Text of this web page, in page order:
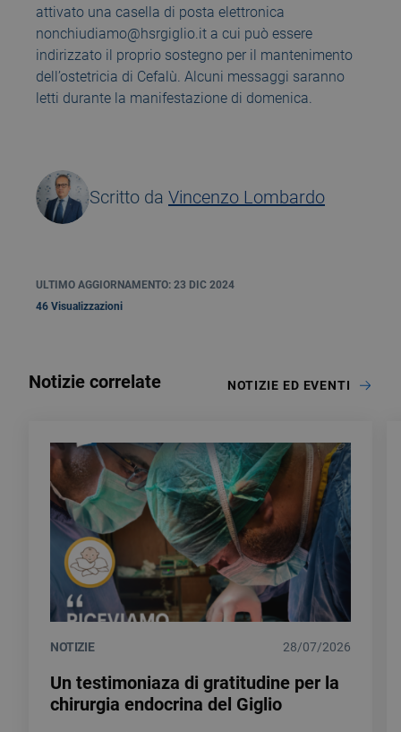
attivato una casella di posta elettronica
nonchiudiamo@hsrgiglio.it a cui può essere
indirizzato il proprio sostegno per il mantenimento
dell’ostetricia di Cefalù. Alcuni messaggi saranno
letti durante la manifestazione di domenica.
Scritto da Vincenzo Lombardo
ULTIMO AGGIORNAMENTO: 23 DIC 2024
46 Visualizzazioni
Notizie correlate NOTIZIE ED EVENTI
NOTIZIE 28/07/2026
Un testimoniaza di gratitudine per la
chirurgia endocrina del Giglio